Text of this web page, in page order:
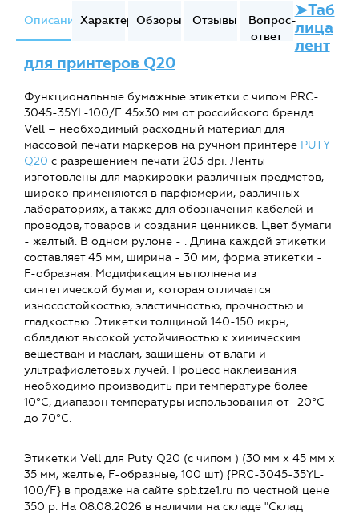
ОписаниеХарактеристики
Обзоры Отзывы
Вопрос-
ответ
➤Таб
лица
лент
для принтеров Q20
Функциональные бумажные этикетки с чипом PRC-
3045-35YL-100/F 45х30 мм от российского бренда
Vell – необходимый расходный материал для
массовой печати маркеров на ручном принтере PUTY
Q20 с разрешением печати 203 dpi. Ленты
изготовлены для маркировки различных предметов,
широко применяются в парфюмерии, различных
лабораториях, а также для обозначения кабелей и
проводов, товаров и создания ценников. Цвет бумаги
- желтый. В одном рулоне - . Длина каждой этикетки
составляет 45 мм, ширина - 30 мм, форма этикетки -
F-образная. Модификация выполнена из
синтетической бумаги, которая отличается
износостойкостью, эластичностью, прочностью и
гладкостью. Этикетки толщиной 140-150 мкрн,
обладают высокой устойчивостью к химическим
веществам и маслам, защищены от влаги и
ультрафиолетовых лучей. Процесс наклеивания
необходимо производить при температуре более
10°C, диапазон температуры использования от -20°C
до 70°C.
Этикетки Vell для Puty Q20 (с чипом ) (30 мм х 45 мм х
35 мм, желтые, F-образные, 100 шт) {PRC-3045-35YL-
100/F} в продаже на сайте spb.tze1.ru по честной цене
350 р. На 08.08.2026 в наличии на складе "Склад